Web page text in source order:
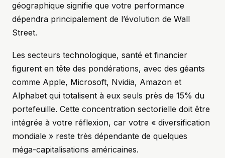
géographique signifie que votre performance
dépendra principalement de l’évolution de Wall
Street.
Les secteurs technologique, santé et financier
figurent en tête des pondérations, avec des géants
comme Apple, Microsoft, Nvidia, Amazon et
Alphabet qui totalisent à eux seuls près de 15% du
portefeuille. Cette concentration sectorielle doit être
intégrée à votre réflexion, car votre « diversification
mondiale » reste très dépendante de quelques
méga-capitalisations américaines.